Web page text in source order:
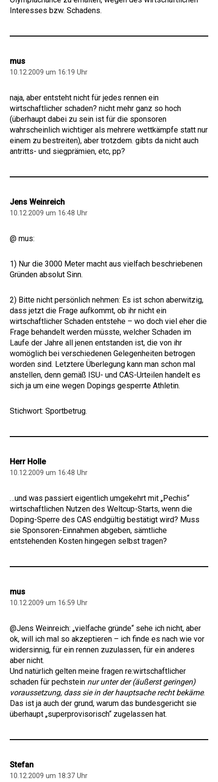
Interesses bzw. Schadens.
mus
10.12.2009 um 16:19 Uhr
naja, aber entsteht nicht für jedes rennen ein
wirtschaftlicher schaden? nicht mehr ganz so hoch
(überhaupt dabei zu sein ist für die sponsoren
wahrscheinlich wichtiger als mehrere wettkämpfe statt nur
einem zu bestreiten), aber trotzdem. gibts da nicht auch
antritts- und siegprämien, etc, pp?
Jens Weinreich
10.12.2009 um 16:48 Uhr
@ mus:
1) Nur die 3000 Meter macht aus vielfach beschriebenen
Gründen absolut Sinn.
2) Bitte nicht persönlich nehmen: Es ist schon aberwitzig,
dass jetzt die Frage aufkommt, ob ihr nicht ein
wirtschaftlicher Schaden entstehe – wo doch viel eher die
Frage behandelt werden müsste, welcher Schaden im
Laufe der Jahre all jenen entstanden ist, die von ihr
womöglich bei verschiedenen Gelegenheiten betrogen
worden sind. Letztere Überlegung kann man schon mal
anstellen, denn gemäß ISU- und CAS-Urteilen handelt es
sich ja um eine wegen Dopings gesperrte Athletin.
Stichwort: Sportbetrug.
Herr Holle
10.12.2009 um 16:48 Uhr
…und was passiert eigentlich umgekehrt mit „Pechis“
wirtschaftlichen Nutzen des Weltcup-Starts, wenn die
Doping-Sperre des CAS endgültig bestätigt wird? Muss
sie Sponsoren-Einnahmen abgeben, sämtliche
entstehenden Kosten hingegen selbst tragen?
mus
10.12.2009 um 16:59 Uhr
@Jens Weinreich: „vielfache gründe“ sehe ich nicht, aber
ok, will ich mal so akzeptieren – ich finde es nach wie vor
widersinnig, für ein rennen zuzulassen, für ein anderes
aber nicht.
Und natürlich gelten meine fragen re:wirtschaftlicher
schaden für pechstein nur unter der (äußerst geringen)
voraussetzung, dass sie in der hauptsache recht bekäme.
Das ist ja auch der grund, warum das bundesgericht sie
überhaupt „superprovisorisch“ zugelassen hat.
Stefan
10.12.2009 um 18:37 Uhr